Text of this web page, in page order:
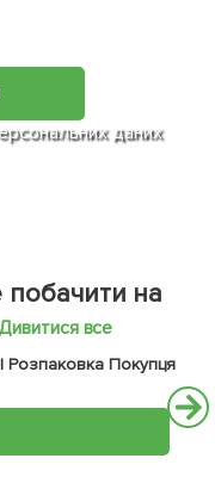
даних
побачити на
все
Розпаковка Покупця